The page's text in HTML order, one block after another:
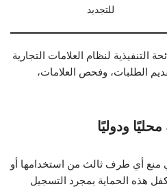
للتجديد
التنفيذية لنظام العلامات التجارية
الطلبات، وفحص العلامات،
ودوليًا
منع أي طرف ثالث من استخدامها أو
هذه الحماية بمجرد التسجيل